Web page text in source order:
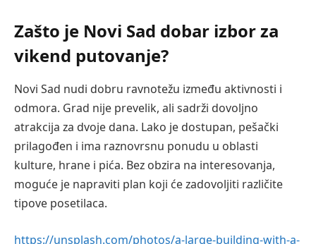
Zašto je Novi Sad dobar izbor za
vikend putovanje?
Novi Sad nudi dobru ravnotežu između aktivnosti i
odmora. Grad nije prevelik, ali sadrži dovoljno
atrakcija za dvoje dana. Lako je dostupan, pešački
prilagođen i ima raznovrsnu ponudu u oblasti
kulture, hrane i pića. Bez obzira na interesovanja,
moguće je napraviti plan koji će zadovoljiti različite
tipove posetilaca.
https://unsplash.com/photos/a-large-building-with-a-